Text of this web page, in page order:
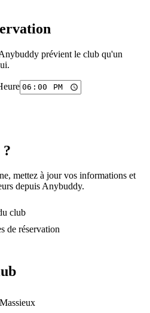
prévient le club qu'un
?
mettez à jour vos informations et
depuis Anybuddy.
club
de réservation